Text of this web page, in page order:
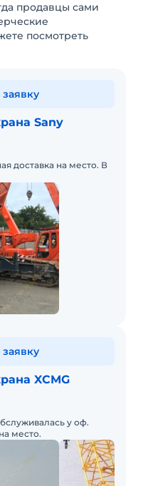
продавцы сами
посмотреть
Sany
доставка на место. В
XCMG
у оф.
место.